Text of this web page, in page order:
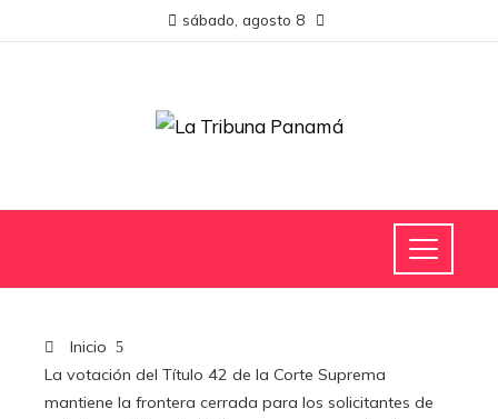
sábado, agosto 8
Inicio
La votación del Título 42 de la Corte Suprema
mantiene la frontera cerrada para los solicitantes de